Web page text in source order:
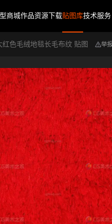
商城作品资源下载贴图库技术服务
红色毛绒地毯长毛布纹 贴图 举